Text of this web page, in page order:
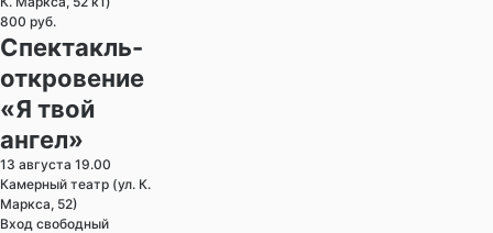
800 руб.
Спектакль-
откровение
«Я твой
ангел»
13 августа 19.00
Камерный театр (ул. К.
Маркса, 52)
Вход свободный